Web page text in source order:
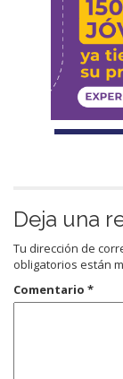
Deja una
Tu dirección de
obligatorios están
Comentario *